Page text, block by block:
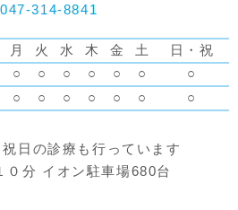
314-8841
月 火 水 木 金 土
日・祝
○ ○ ○ ○ ○ ○
○
○ ○ ○ ○ ○ ○ ○
日の診療も行っています
０分 イオン駐車場680台